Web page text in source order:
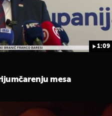
1:09
mesa